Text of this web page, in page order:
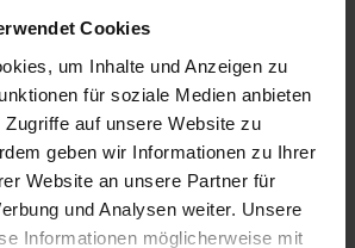
Cookies
um Inhalte und Anzeigen zu
für soziale Medien anbieten
auf unsere Website zu
geben wir Informationen zu Ihrer
Website an unsere Partner für
und Analysen weiter. Unsere
Informationen möglicherweise mit
side exception has occurred
(see the browser console for more